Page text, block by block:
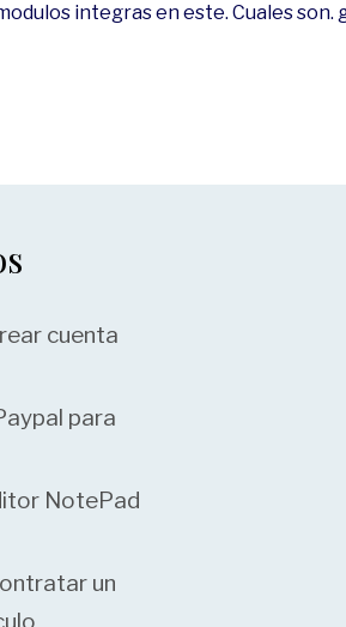
integras en este. Cuales son.
cuenta
para
NotePad
un